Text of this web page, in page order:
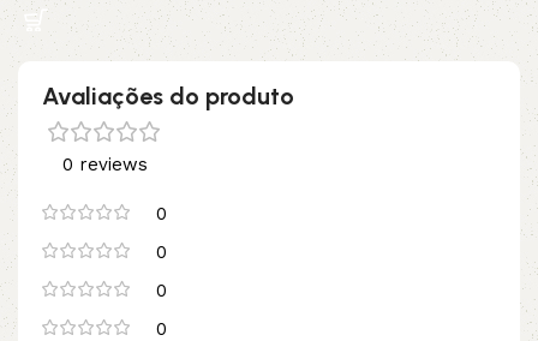
Avaliações do produto
0 reviews
0
0
0
0